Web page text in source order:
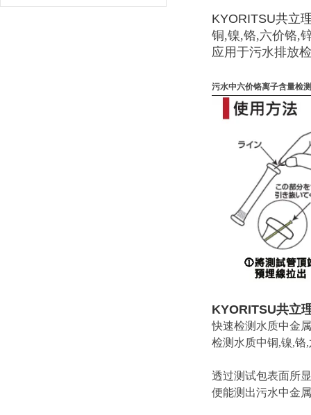
精准检测边界
KYORITSU共立
铜,镍,铬,六价铬,
应用于污水排放
污水中六价铬离子含量检
KYORITSU共立
快速检测水质中金
检测水质中铜,镍,铬
透过测试包表面所
便能测出污水中金